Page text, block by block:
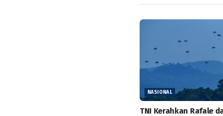
NASIONAL
TNI Kerahkan Rafale